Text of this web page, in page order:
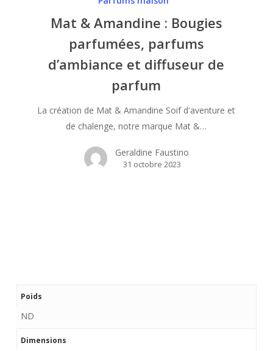
:
Bougies
parfumées,
parfums
d’ambiance
et
diffuseur
parfum
Mat & Amandine : Bougies
parfumées, parfums
d’ambiance et diffuseur de
parfum
La création de Mat & Amandine Soif d'aventure et
de chalenge, notre marque Mat &…
Geraldine Faustino
31 octobre 2023
Poids
ND
Dimensions